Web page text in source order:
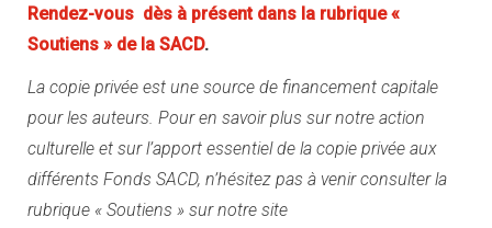
Rendez-vous dès à présent dans la rubrique «
Soutiens » de la SACD.
La copie privée est une source de financement capitale
pour les auteurs. Pour en savoir plus sur notre action
culturelle et sur l’apport essentiel de la copie privée aux
différents Fonds SACD, n’hésitez pas à venir consulter la
rubrique « Soutiens » sur notre site